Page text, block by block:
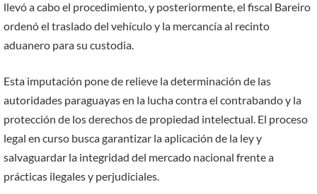
llevó a cabo el procedimiento, y posteriormente, el fiscal Bareiro
ordenó el traslado del vehículo y la mercancía al recinto
aduanero para su custodia.
Esta imputación pone de relieve la determinación de las
autoridades paraguayas en la lucha contra el contrabando y la
protección de los derechos de propiedad intelectual. El proceso
legal en curso busca garantizar la aplicación de la ley y
salvaguardar la integridad del mercado nacional frente a
prácticas ilegales y perjudiciales.